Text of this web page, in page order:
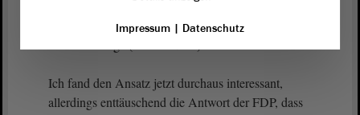
Ich fand den Ansatz jetzt durchaus interessant,
allerdings enttäuschend die Antwort der FDP, dass
Impressum| Datenschutz